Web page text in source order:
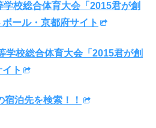
校総合体育大会「2015君が創
ール・京都府サイト
学校総合体育大会「2015君が創
ト
宿泊先を検索！！